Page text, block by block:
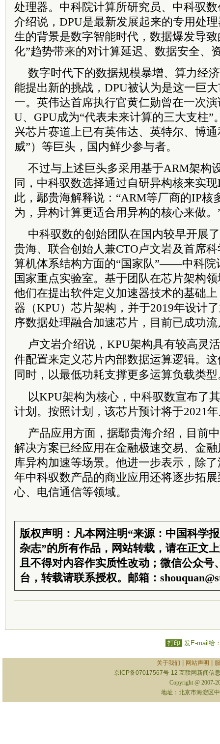
处理器。中科院计算所研究员、中科驭
介绍说，DPU是最新发展起来的专用处
生的背景是数字智能时代，数据爆发导
化”趋势带来的对计算延迟、数据安全、
数字时代下的数据规模暴增、算力经
能提出新的挑战，DPU被认为是这一巨
一。英伟达首席执行官黄仁勋曾在一次
U、GPU成为“代表未来计算的三大支柱”
兴芯片赛道上已有英伟达、英特尔、博
威”）等巨头，国内鲜少参与者。
不过与上述巨头多采用基于ARM架构
同，中科驭数选择通过自研异构核来实
此，鄢贵海解释说：“ARM等厂商的IP核
为，异构计算更适合用异构的核心来做。
中科驭数的创始团队在国内较早开展
贵海、联合创始人兼CTO卢文岩及首席
算机体系结构方面的“国家队”——中科院
国家重点实验室。基于团队在芯片架构
他们在提出软件定义加速器技术的基础
器（KPU）芯片架构，并于2019年设计
序数据处理融合加速芯片，目前已成功
卢文岩介绍说，KPU架构具有较高灵
件配置来定义芯片内部数据运算逻辑。
同时，以最低功耗支撑更多运算负载类型
以KPU架构为核心，中科驭数宣布了
计划。按照计划，该芯片预计将于2021
产品应用方面，据鄢贵海介绍，目前
解决方案已经应用在金融极速交易、金
库异构加速等场景。他进一步表示，除
年中科驭数产品的商业应用还将逐步拓
心、电信通信等领域。
版权声明：凡本网注明“来源：中国科学
杂志”的所有作品，网站转载，请在正文
且不得对内容作实质性改动；微信公众号
台，转载请联系授权。邮箱：
打印 发E-mail给
关于我们 网站声明
京ICP备07017567号-12 互联网新闻信
Copyright @ 2007-
地址：北京市海淀区